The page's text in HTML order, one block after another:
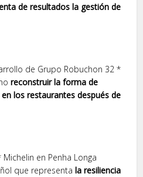
de resultados la gestión de
de Grupo Robuchon 32 *
reconstruir la forma de
los restaurantes después de
en Penha Longa
que representa la resiliencia